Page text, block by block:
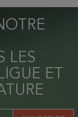
LES
ET